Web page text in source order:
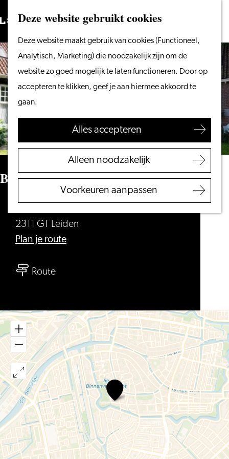
Deze website gebruikt cookies
Deze website maakt gebruik van cookies (Functioneel,
Analytisch, Marketing) die noodzakelijk zijn om de
website zo goed mogelijk te laten functioneren. Door op
accepteren te klikken, geef je aan hiermee akkoord te
gaan.
Alles accepteren
Alleen noodzakelijk
Voorkeuren aanpassen
Ga
naar
de
homepage
Menu
ZoekenVanaf het water
wandelen
Winkelen
Eten & drinken
Met kinderen
VVV Leiden
Bereikbaarheid
Regio Leiden
Zoeken
Bethaniënhofje
2311 GT Leiden
Plan je routenaar
Routenaar
Bethaniënhofje